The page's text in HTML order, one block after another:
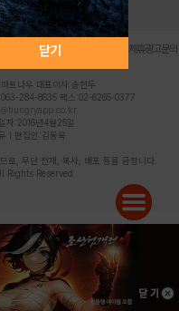
닫기
전체앱
불법촬영물 신고센터 제휴광고문의
트나우 대표이사:송현두
:063-284-8635 팩스:02-6265-0377
자:2016년4월25일
| 편집인:김동욱
로, 무단 전재, 복사, 배포 등을 금합니다.
Reserved.